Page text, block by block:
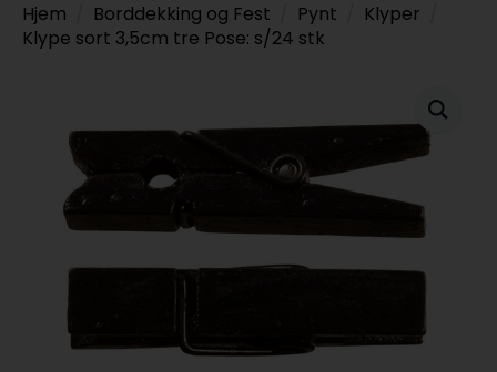
Hjem Borddekking og Fest Pynt
Klyper
Klype sort 3,5cm tre Pose: s/24 stk